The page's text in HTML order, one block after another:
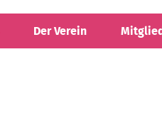
Der Verein